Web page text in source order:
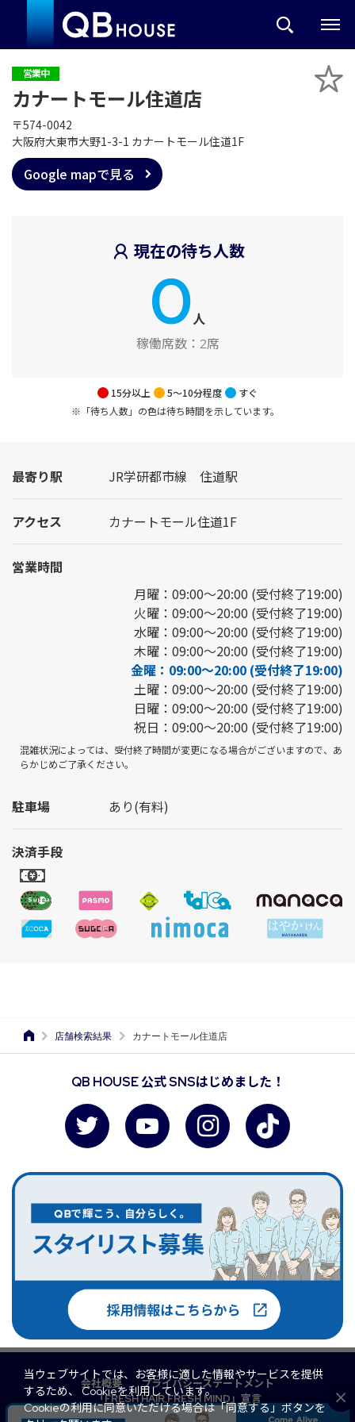
店舗検索結果 カナートモール住道店
営業中
カナートモール住道店
〒574-0042
大阪府大東市大野1-3-1 カナートモール住道1F
Google mapで見る
現在の待ち人数
0人
稼働席数： 2席
15分以上 5～10分程度
すぐ
※「待ち人数」の色は待ち時間を示しています。
最寄り駅 JR学研都市線 住道駅
アクセス カナートモール住道1F
営業時間
月曜：09:00～20:00 (受付終了19:00)
火曜：09:00～20:00 (受付終了19:00)
水曜：09:00～20:00 (受付終了19:00)
木曜：09:00～20:00 (受付終了19:00)
金曜：09:00～20:00 (受付終了19:00)
土曜：09:00～20:00 (受付終了19:00)
日曜：09:00～20:00 (受付終了19:00)
祝日：09:00～20:00 (受付終了19:00)
混雑状況によっては、受付終了時間が変更になる場合がございますので、あ
らかじめご了承ください。
駐車場 あり(有料)
決済手段
QB HOUSE 公式 SNSはじめました！
会社概要
プライバシーステートメント
「FRESH HAIR,FRESH MIND」宣言
マルチステークホルダー方針
QB PREMIUM
当ウェブサイトでは、お客様に適した情報やサービスを提供
するため、 Cookieを利用しています。
Cookieの利用に同意いただける場合は「同意する」ボタンを